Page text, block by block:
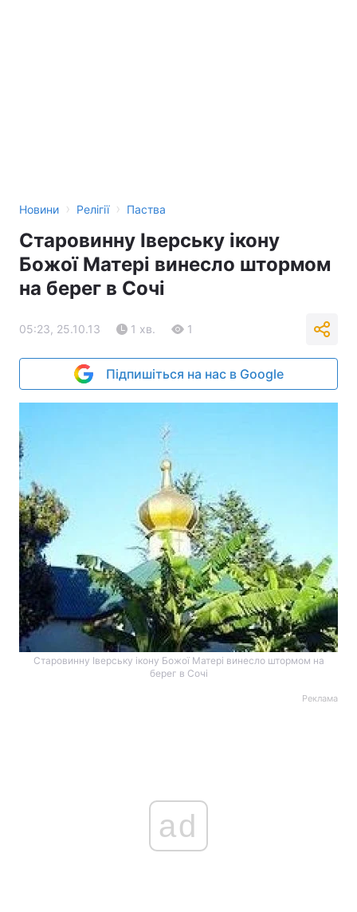
Новини › Релігії › Паства
Старовинну Іверську ікону
Божої Матері винесло штормом
на берег в Сочі
05:23, 25.10.13 1 хв. 1
Підпишіться на нас в Google
Старовинну Іверську ікону Божої Матері винесло штормом на
берег в Сочі
Реклама
ad